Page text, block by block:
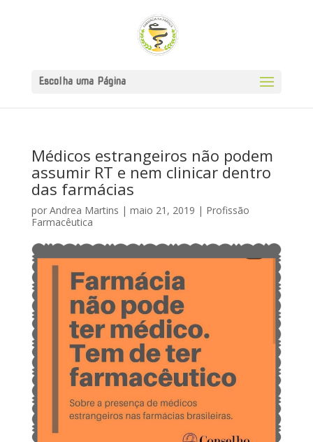
Escolha uma Página
Médicos estrangeiros não podem
assumir RT e nem clinicar dentro
das farmácias
por Andrea Martins | maio 21, 2019 | Profissão
Farmacêutica